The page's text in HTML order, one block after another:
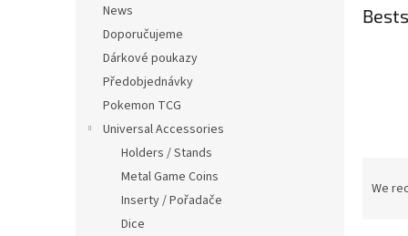
News
Doporučujeme
Dárkové poukazy
Předobjednávky
Pokemon TCG
Universal Accessories
Holders / Stands
Metal Game Coins
Inserty / Pořadače
Dice
We